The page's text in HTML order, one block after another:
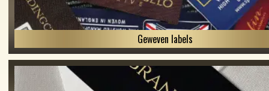
Geweven labels